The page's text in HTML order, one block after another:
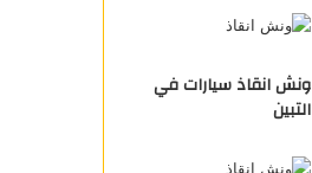
ونش انقاذ سيارات في
التبين